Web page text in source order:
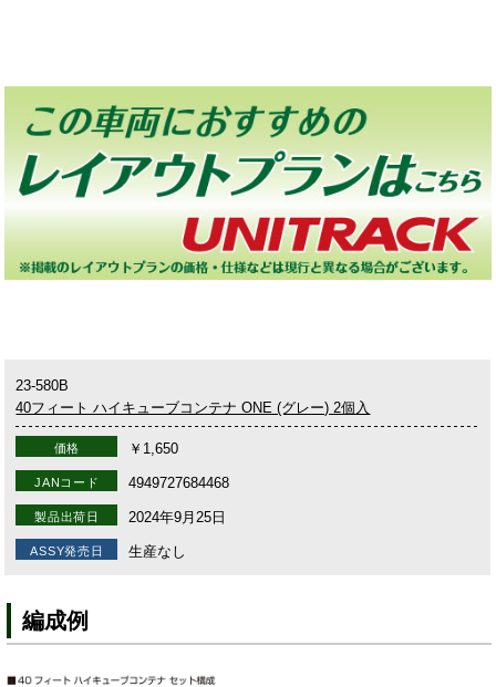
23-580B
40フィート ハイキューブコンテナ ONE (グレー) 2個入
価格 ￥1,650
JANコード 4949727684468
製品出荷日 2024年9月25日
ASSY発売日 生産なし
編成例